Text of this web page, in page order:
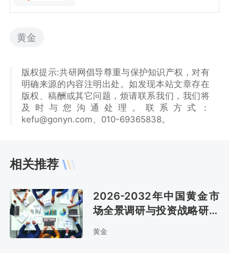
立的产业分析模型，并结合市场分析、行业分
黄金
版权提示:共研网倡导尊重与保护知识产权，对有
明确来源的内容注明出处。如发现本站文章存在
版权、稿酬或其它问题，烦请联系我们，我们将
及时与您沟通处理。联系方式：
kefu@gonyn.com、010-69365838。
相关推荐
2026-2032年中国黄金市
场全景调研与投资战略研究
报告
黄金